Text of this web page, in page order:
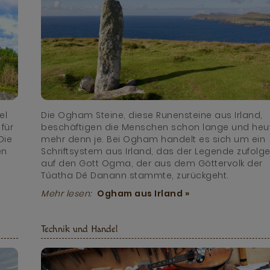
Die Ogham Steine, diese Runensteine aus Irland,
beschäftigen die Menschen schon lange und
mehr denn je. Bei Ogham handelt es sich um ein
Schriftsystem aus Irland, das der Legende zufolge
auf den Gott Ogma, der aus dem Göttervolk der
Túatha Dé Danann stammte, zurückgeht.
Mehr lesen: Ogham aus Irland »
Technik und Handel